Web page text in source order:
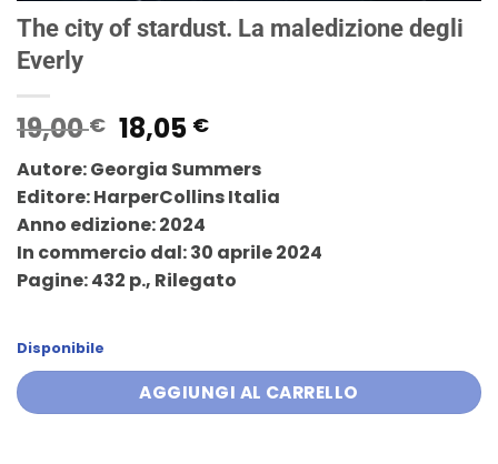
The city of stardust. La maledizione degli
Everly
19,00€ Il
prezzo
originale
era:
19,00 €.
18,05 €Il
attuale
è:
Autore: Georgia Summers
Editore: HarperCollins Italia
Anno edizione: 2024
In commercio dal: 30 aprile 2024
Pagine: 432 p., Rilegato
Disponibile
AGGIUNGI AL CARRELLO